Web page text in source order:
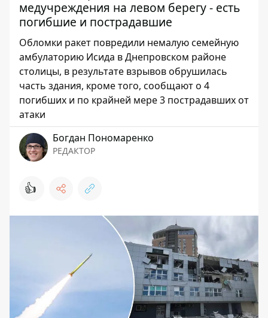
медучреждения на левом берегу - есть
погибшие и пострадавшие
Обломки ракет повредили немалую семейную
амбулаторию Исида в Днепровском районе
столицы, в результате взрывов обрушилась
часть здания, кроме того, сообщают о 4
погибших и по крайней мере 3 пострадавших от
атаки
Богдан Пономаренко
РЕДАКТОР
👍